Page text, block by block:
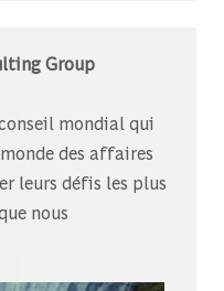
Group
mondial qui
des affaires
leurs défis les plus
nous
du chatbot